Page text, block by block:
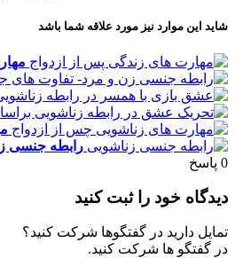
شاید این موارد نیز مورد علاقه شما باشد
رابطه جنسی
0 پاسخ
دیدگاه خود را ثبت کنید
تمایل دارید در گفتگوها شرکت کنید؟
در گفتگو ها شرکت کنید.